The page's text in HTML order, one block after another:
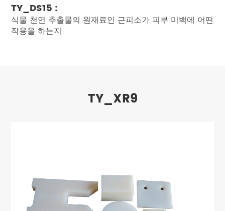
TY_DS15 :
식물 천연 추출물의 원재료인 근피소가 피부 미백에 어떤
작용을 하는지
TY_XR9